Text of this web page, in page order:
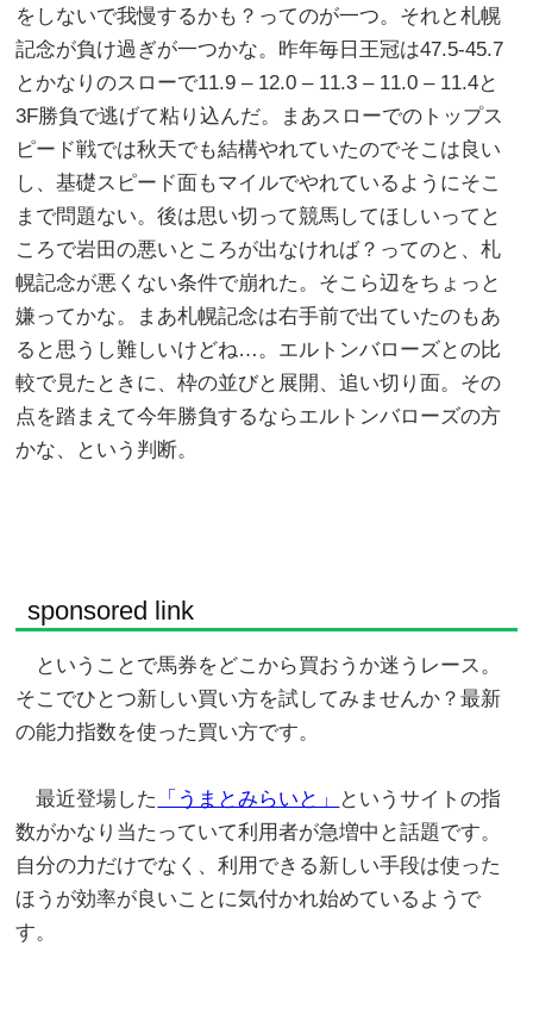
をしないで我慢するかも？ってのが一つ。それと札幌
記念が負け過ぎが一つかな。昨年毎日王冠は47.5-45.7
とかなりのスローで11.9 – 12.0 – 11.3 – 11.0 – 11.4と
3F勝負で逃げて粘り込んだ。まあスローでのトップス
ピード戦では秋天でも結構やれていたのでそこは良い
し、基礎スピード面もマイルでやれているようにそこ
まで問題ない。後は思い切って競馬してほしいってと
ころで岩田の悪いところが出なければ？ってのと、札
幌記念が悪くない条件で崩れた。そこら辺をちょっと
嫌ってかな。まあ札幌記念は右手前で出ていたのもあ
ると思うし難しいけどね…。エルトンバローズとの比
較で見たときに、枠の並びと展開、追い切り面。その
点を踏まえて今年勝負するならエルトンバローズの方
かな、という判断。
sponsored link
ということで馬券をどこから買おうか迷うレース。
そこでひとつ新しい買い方を試してみませんか？最新
の能力指数を使った買い方です。
最近登場した 「うまとみらいと」
というサイトの指
数がかなり当たっていて利用者が急増中と話題です。
自分の力だけでなく、利用できる新しい手段は使った
ほうが効率が良いことに気付かれ始めているようで
す。